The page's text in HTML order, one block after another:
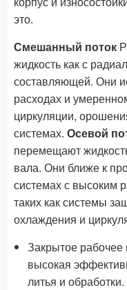
это.
Смешанный поток
жидкость как с
составляющей. Они
расходах и
циркуляции,
системах. Осевой
перемещают
вала. Они ближе к
системах с высоким
таких как системы
охлаждения и
Закрытое рабочее
высокая
литья и обработки.